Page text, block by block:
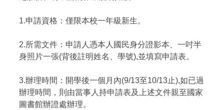
1.申請資格：僅限本校一年級新生。
2.所需文件：申請人憑本人國民身分證影本、一吋半
身照片一張(背後註明姓名、學號),並填寫申請表。
3.辦理時間：開學後一個月內(9/13至10/13止),如已過
辦理時間，則由當事人持申請表及上述文件親至國家
圖書館辦證處辦理。